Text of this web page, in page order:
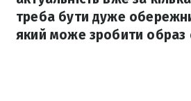
треба бути дуже
який може зробити образ